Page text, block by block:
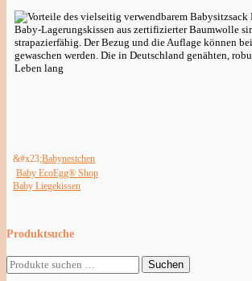
Baby-Lagerungskissen aus zertifizierter Baumwolle
strapazierfähig. Der Bezug und die Auflage können
gewaschen werden. Die in Deutschland genähten,
Leben lang
Babynestchen
Baby EcoEgg® Shop
Baby Liegekissen
Produktsuche
Suche
nach:
Suchen